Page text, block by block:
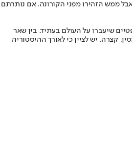
ממש הזהירו מפני הקורונה. אם נותרתם
שיעברו על העולם בעתיד. בין שאר
קצרה. יש לציין כי לאורך ההיסטוריה